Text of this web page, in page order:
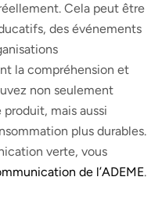
Cela peut être
des événements
la compréhension et
non seulement
mais aussi
plus durables.
verte, vous
de l’ADEME.